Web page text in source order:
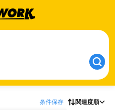
条件保存 関連度順